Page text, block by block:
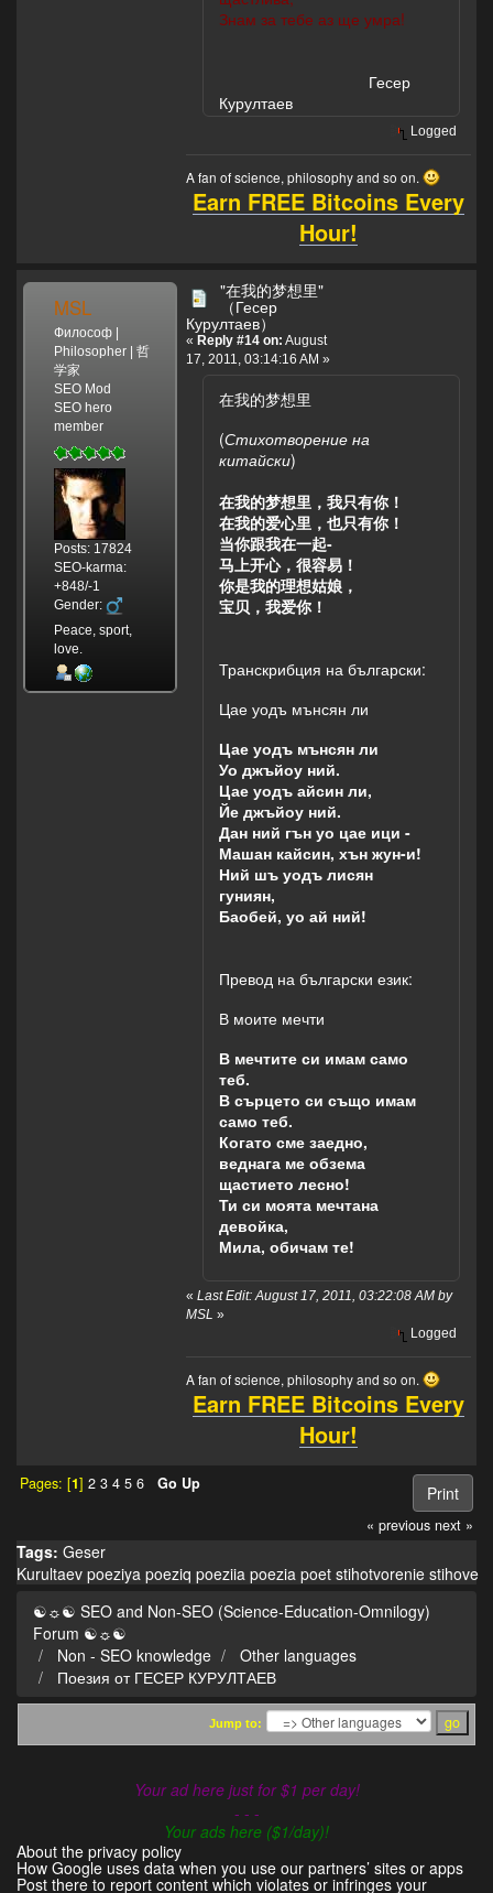
Знам за тебе аз ще умра!
Гесер
Курултаев
Logged
A fan of science, philosophy and so on.
Earn FREE Bitcoins Every
Hour!
MSL
Философ |
Philosopher | 哲
学家
SEO Mod
SEO hero
member
Posts: 17824
SEO-karma:
+848/-1
Gender:
Peace, sport,
love.
"在我的梦想里"
（Гесер
Курултаев）
« Reply #14 on: August
17, 2011, 03:14:16 AM »
在我的梦想里
(Стихотворение на
китайски)
在我的梦想里，我只有你！
在我的爱心里，也只有你！
当你跟我在一起-
马上开心，很容易！
你是我的理想姑娘，
宝贝，我爱你！
Транскрибция на български:
Цае уодъ мънсян ли
Цае уодъ мънсян ли
Уо джъйоу ний.
Цае уодъ айсин ли,
Йе джъйоу ний.
Дан ний гън уо цае ици -
Машан кайсин, хън жун-и!
Ний шъ уодъ лисян
гуниян,
Баобей, уо ай ний!
Превод на български език:
В моите мечти
В мечтите си имам само
теб.
В сърцето си също имам
само теб.
Когато сме заедно,
веднага ме обзема
щастието лесно!
Ти си моята мечтана
девойка,
Мила, обичам те!
« Last Edit: August 17, 2011, 03:22:08 AM by
MSL »
Logged
A fan of science, philosophy and so on.
Earn FREE Bitcoins Every
Hour!
Print
Pages: [1] 2 3 4 5 6 Go Up
« previous next »
Tags: Geser
Kurultaev poeziya poeziq poeziia poezia poet stihotvorenie stihove
☯☼☯ SEO and Non-SEO (Science-Education-Omnilogy)
Forum ☯☼☯
Non - SEO knowledge
Other languages
Поезия от ГЕСЕР КУРУЛТАЕВ
Jump to:
Your ad here just for $1 per day!
- - -
Your ads here ($1/day)!
About the privacy policy
How Google uses data when you use our partners’ sites or apps
Post there to report content which violates or infringes your